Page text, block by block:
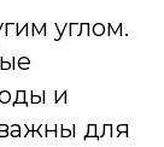
углом.
и
для